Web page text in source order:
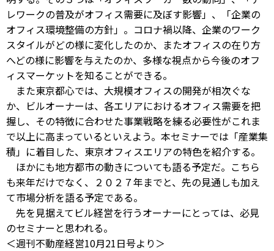
レワークの普及がオフィス需要に及ぼす影響」、「企業の
オフィス環境整備の方針」。コロナ禍以降、企業のワーク
スタイルがどの様に変化したのか、またオフィスの在り方
へどの様に影響を与えたのか、多様な視点から今後のオフ
ィスマーケットを知ることができる。
また東京都心では、大規模オフィスの開発が相次ぐな
か、ビルオーナーは、各エリアにおけるオフィス需要を把
握し、その特徴に合わせた事業戦略を練る必要性がこれま
で以上に高まっているといえよう。本セミナーでは「産業集
積」に着目した、東京オフィスエリアの特色を紹介する。
ほかにも地方都市の動きについても語る予定だ。こちら
も来年だけでなく、２０２７年までと、先の見通しも加え
て市場分析を語る予定である。
先を見据えてビル経営を行うオーナーにとっては、必見
のセミナーと思われる。
＜週刊不動産経営10月21日号より＞